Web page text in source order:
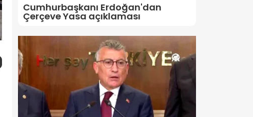
Cumhurbaşkanı Erdoğan'dan
Çerçeve Yasa açıklaması